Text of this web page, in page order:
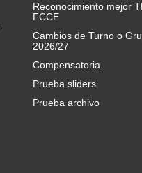
Reconocimiento mejor
FCCE
Cambios de Turno o
2026/27
Compensatoria
Prueba sliders
Prueba archivo